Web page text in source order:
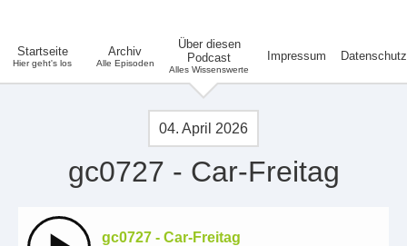
Startseite
Hier geht's los
Archiv
Alle Episoden
Über diesen
Podcast
Alles Wissenswerte
Impressum Datenschutz
04. April 2026
gc0727 - Car-Freitag
gc0727 - Car-Freitag